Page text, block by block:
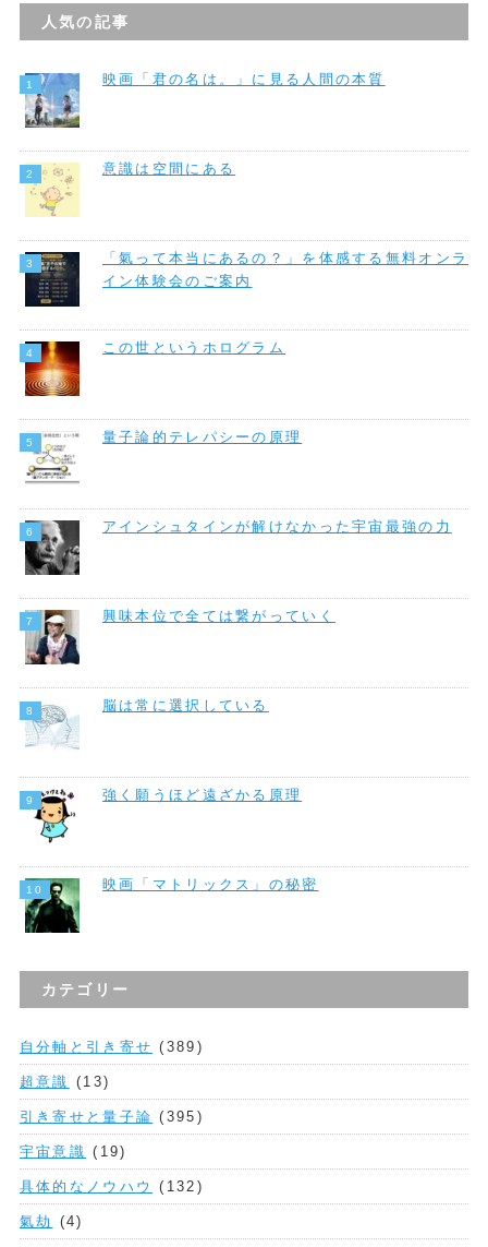
人気の記事
映画「君の名は。」に見る人間の本質
意識は空間にある
「氣って本当にあるの？」を体感する無料オンラ
イン体験会のご案内
この世というホログラム
量子論的テレパシーの原理
アインシュタインが解けなかった宇宙最強の力
興味本位で全ては繋がっていく
脳は常に選択している
強く願うほど遠ざかる原理
映画「マトリックス」の秘密
カテゴリー
自分軸と引き寄せ (389)
超意識 (13)
引き寄せと量子論 (395)
宇宙意識 (19)
具体的なノウハウ (132)
氣劫 (4)